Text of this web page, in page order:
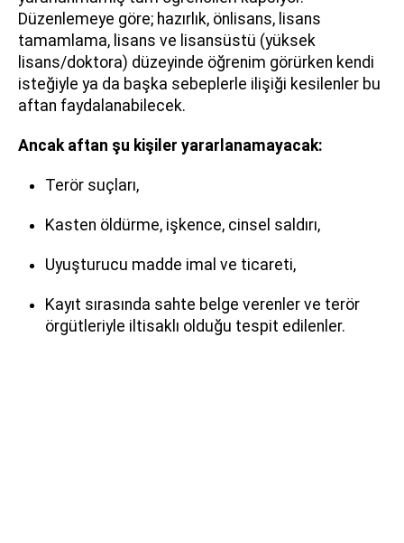
Düzenlemeye göre; hazırlık, önlisans, lisans
tamamlama, lisans ve lisansüstü (yüksek
lisans/doktora) düzeyinde öğrenim görürken kendi
isteğiyle ya da başka sebeplerle ilişiği kesilenler bu
aftan faydalanabilecek.
Ancak aftan şu kişiler yararlanamayacak:
Terör suçları,
Kasten öldürme, işkence, cinsel saldırı,
Uyuşturucu madde imal ve ticareti,
Kayıt sırasında sahte belge verenler ve terör
örgütleriyle iltisaklı olduğu tespit edilenler.